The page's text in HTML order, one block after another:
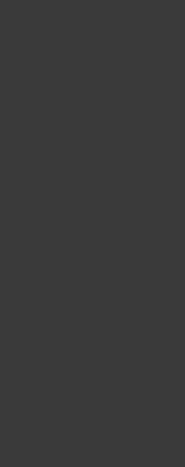
الهويات
لضبط
منتهية
إيفروس:
اليوم
بعيدة
عمليات